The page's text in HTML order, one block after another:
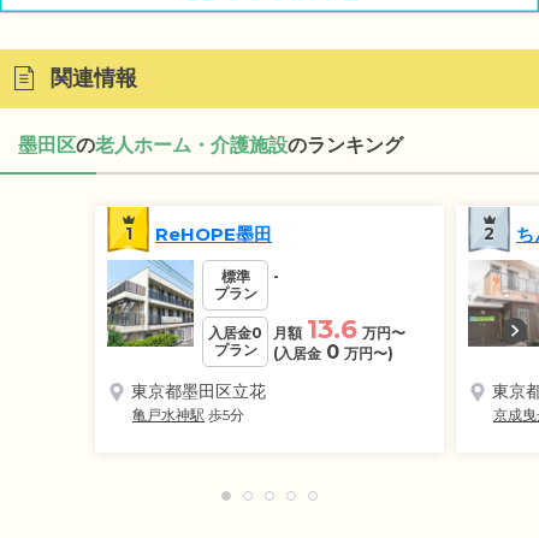
関連情報
墨田区の老人ホーム・介護施設のランキング
1 ReHOPE墨田
標準
プラン
-
入居金0
プラン
月額 13.6 万円〜
(入居金 0 万円〜)
東京都墨田区立花
亀戸水神駅 歩5分
2
東京
京成